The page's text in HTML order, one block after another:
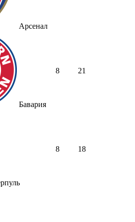
Арсенал
Бавария
8 21
8 18